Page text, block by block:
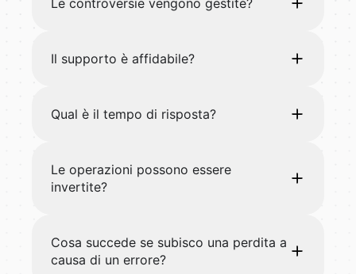
Le controversie vengono gestite?
Il supporto è affidabile?
Qual è il tempo di risposta?
Le operazioni possono essere
invertite?
Cosa succede se subisco una perdita a
causa di un errore?